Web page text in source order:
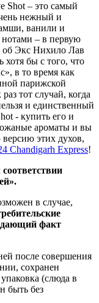
Shot – это самый
нежный и
ванили и
– в первую
об Экс Нихило Лав
хотя бы с того, что
в то время как
парижской
тот случай, когда
и единственный
- купить его и
ароматы и вы
этих духов,
Chandigarh Express!
в случае,
факт
после совершения
сохранен
(слюда в
быть без